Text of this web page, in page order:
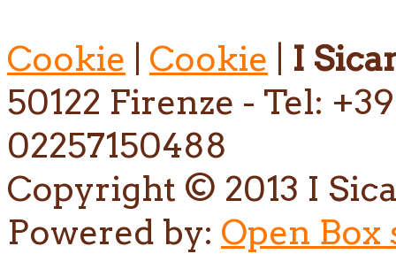
Cookie Cookie
I
50122 Firenze - Tel:
02257150488
Copyright © 2013 I
Powered by: Open Box